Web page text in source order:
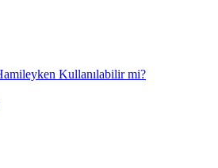
Kullanılabilir mi?